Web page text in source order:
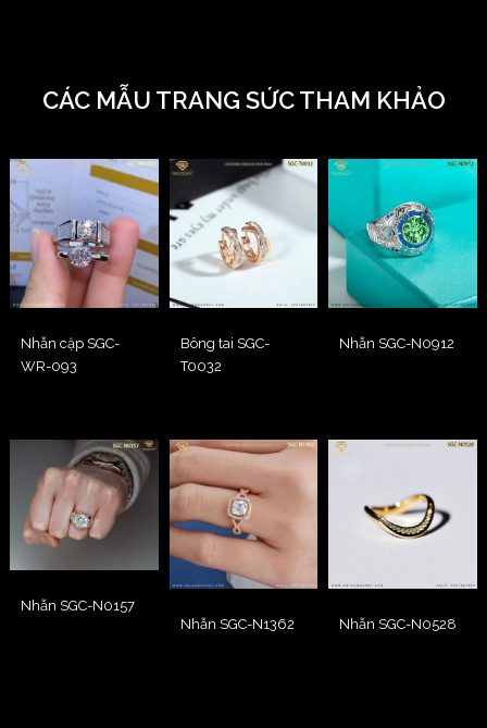
CÁC MẪU TRANG SỨC THAM KHẢO
Nhẫn cặp SGC-
WR-093
Bông tai SGC-
T0032
Nhẫn SGC-N0912
Nhẫn SGC-N0157
Nhẫn SGC-N1362
Nhẫn SGC-N0528